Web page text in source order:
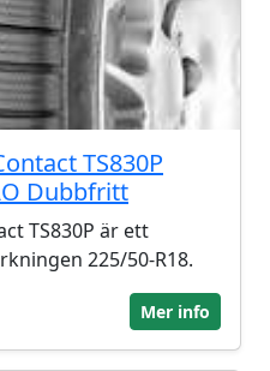
TS830P
Dubbfritt
TS830P är ett
225/50-R18.
Mer info